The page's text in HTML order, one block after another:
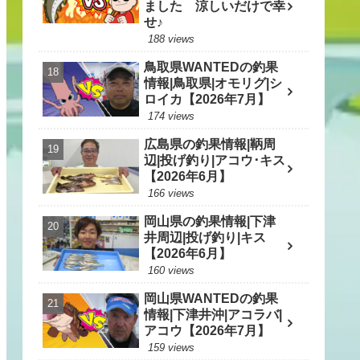
ました 涼しいだけで幸
せ♪
188 views
鳥取県WANTEDの釣果
情報|鳥取県|オモリグ|シ
ロイカ【2026年7月】
174 views
広島県の釣果情報|鞆周
辺|投げ釣り|アコウ･キス
【2026年6月】
166 views
岡山県の釣果情報|下津
井周辺|投げ釣り|キス
【2026年6月】
160 views
岡山県WANTEDの釣果
情報|下津井沖|アコラバ|
アコウ【2026年7月】
159 views